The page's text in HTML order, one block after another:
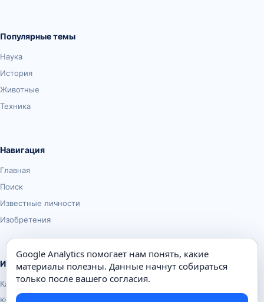
Популярные темы
Наука
История
Животные
Техника
Навигация
Главная
Поиск
Известные личности
Изобретения
Информация
Карта сайта
Google Analytics помогает нам понять, какие
материалы полезны. Данные начнут собираться
только после вашего согласия.